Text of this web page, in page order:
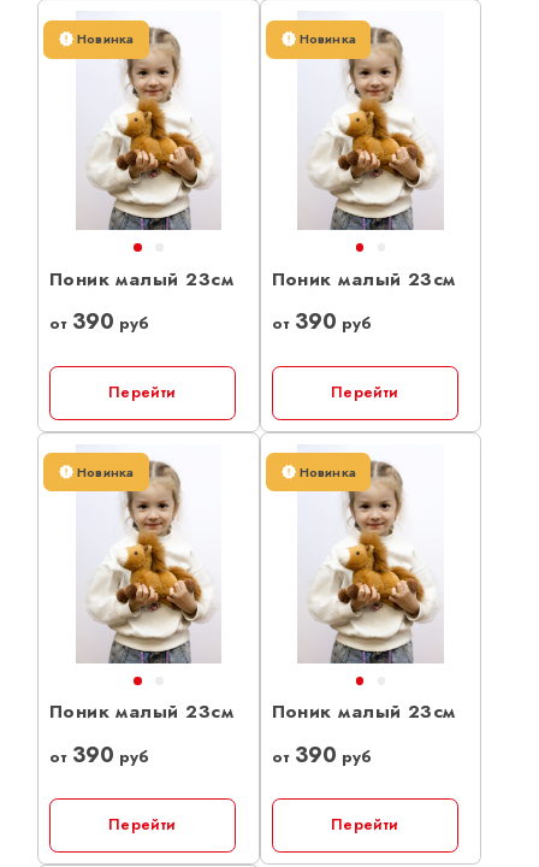
Новинка
Поник малый 23см
от 390 руб
Перейти
Новинка
Поник малый 23см
от 390 руб
Перейти
Новинка
Поник малый 23см
от 390 руб
Перейти
Новинка
Поник малый 23см
от 390 руб
Перейти